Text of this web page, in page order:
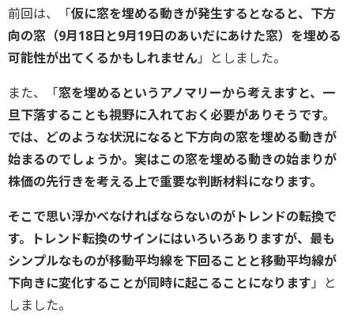
前回は、「仮に窓を埋める動きが発生するとなると、下方
向の窓（9月18日と9月19日のあいだにあけた窓）を埋める
可能性が出てくるかもしれません」としました。
また、「窓を埋めるというアノマリーから考えますと、一
旦下落することも視野に入れておく必要がありそうです。
では、どのような状況になると下方向の窓を埋める動きが
始まるのでしょうか。実はこの窓を埋める動きの始まりが
株価の先行きを考える上で重要な判断材料になります。
そこで思い浮かべなければならないのがトレンドの転換で
す。トレンド転換のサインにはいろいろありますが、最も
シンプルなものが移動平均線を下回ることと移動平均線が
下向きに変化することが同時に起こることになります 」と
しました。